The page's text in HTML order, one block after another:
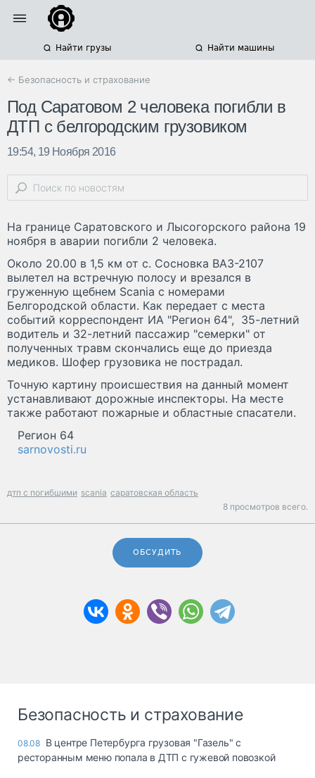
Найти грузы Найти машины
← Безопасность и страхование
Под Саратовом 2 человека погибли в
ДТП с белгородским грузовиком
19:54, 19 Ноября 2016
На границе Саратовского и Лысогорского района 19
ноября в аварии погибли 2 человека.
Около 20.00 в 1,5 км от с. Сосновка ВАЗ-2107
вылетел на встречную полосу и врезался в
груженную щебнем Scania с номерами
Белгородской области. Как передает с места
событий корреспондент ИА "Регион 64", 35-летний
водитель и 32-летний пассажир "семерки" от
полученных травм скончались еще до приезда
медиков. Шофер грузовика не пострадал.
Точную картину происшествия на данный момент
устанавливают дорожные инспекторы. На месте
также работают пожарные и областные спасатели.
Регион 64
sarnovosti.ru
дтп с погибшими scania саратовская область
8 просмотров всего.
ОБСУДИТЬ
Безопасность и страхование
08.08 В центре Петербурга грузовая "Газель" с
ресторанным меню попала в ДТП с гужевой повозкой